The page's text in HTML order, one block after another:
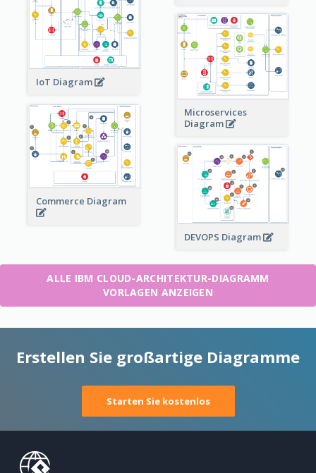
IoT Diagram
Microservices
Diagram
Commerce Diagram
DEVOPS Diagram
ALLE IBM CLOUD-ARCHITEKTUR-DIAGRAMM
VORLAGEN ANZEIGEN
Erstellen Sie großartige Diagramme
Starten Sie kostenlos